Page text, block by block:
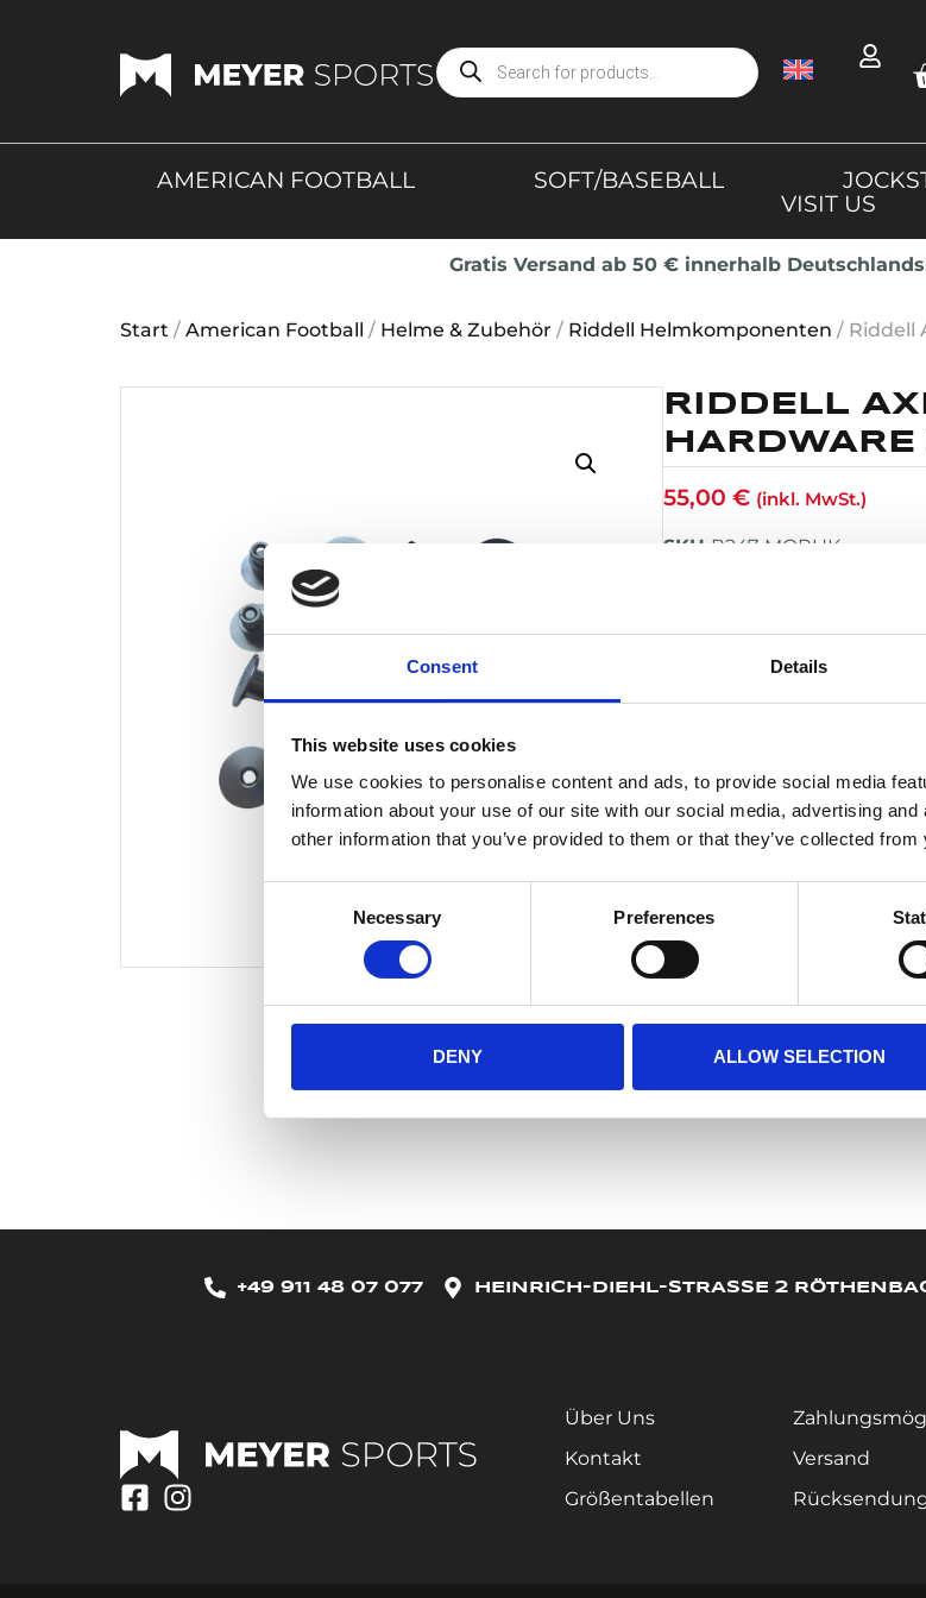
Consent Details
This website uses cookies
We use cookies to personalise content and ads, to provide social media
information about your use of our site with our social media, advertising
other information that you’ve provided to them or that they’ve collected
Necessary Preferences
DENY ALLOW SELECTION
AMERICAN FOOTBALL SOFT/BASEBALL
VISIT US
Gratis Versand ab 50 € innerhalb
Start / American Football / Helme & Zubehör / Riddell Helmkomponenten / Riddell
RIDDELL
HARDWARE
55,00 € (inkl. MwSt.)
SKU R247-MQRHK
BESCHREIBUNG
Komplettes
Entwickelt für das
Sorgt für einen
Einfach zu
+49 911 48 07 077 HEINRICH-DIEHL-STRASSE 2
Über Uns
Kontakt
Größentabellen
Versand